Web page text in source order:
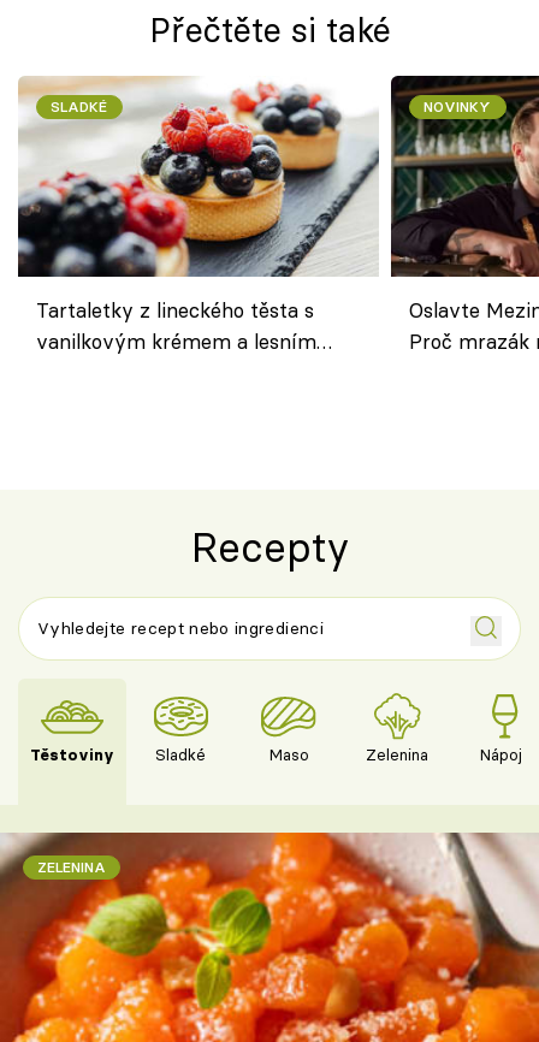
Přečtěte si také
SLADKÉ
Tartaletky z lineckého těsta s
vanilkovým krémem a lesním
NOVINKY
Oslavte
Proč
Recepty
Těstoviny Sladké Maso Zelenina Nápoje
ZELENINA